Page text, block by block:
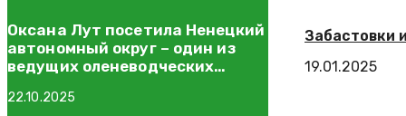
Забастовки
19.01.2025
Оксана Лут посетила Ненецкий
автономный округ – один из
ведущих оленеводческих
22.10.2025